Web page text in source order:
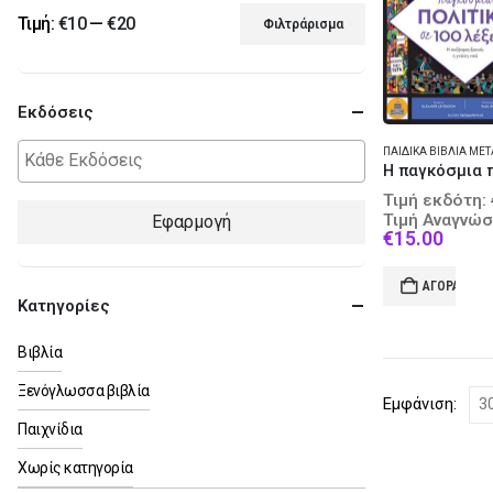
Τιμή εκδότη:
Τιμή
€15.00
is:
ΑΓΟΡΆ
Εμφάνιση:
Ελάχιστη
τιμή
Μέγιστη
τιμή
Φιλτράρισμα
Τιμή: €10—€20
Εκδόσεις
Εφαρμογή
Κατηγορίες
Βιβλία
Ξενόγλωσσα βιβλία
Παιχνίδια
Χωρίς κατηγορία